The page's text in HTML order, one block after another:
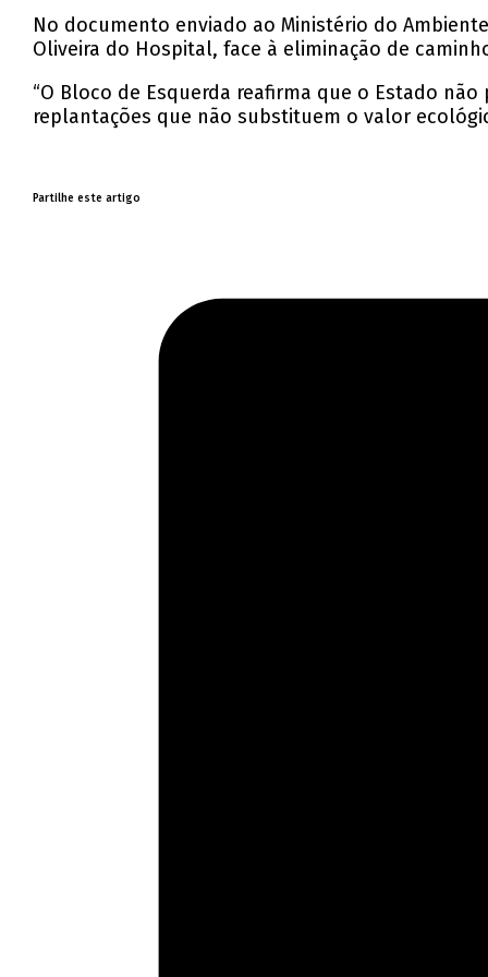
No documento enviado ao Ministério do
Oliveira do Hospital, face à eliminação de
“O Bloco de Esquerda reafirma que o Estado
replantações que não substituem o valor
Partilhe este artigo